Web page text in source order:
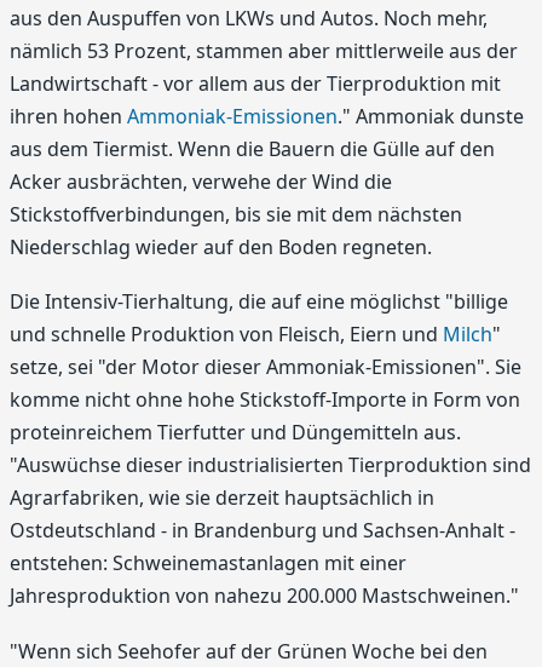
aus den Auspuffen von LKWs und Autos. Noch mehr,
nämlich 53 Prozent, stammen aber mittlerweile aus der
Landwirtschaft - vor al­lem aus der Tierproduktion mit
ihren hohen Ammoniak-Emissionen." Ammoniak dunste
aus dem Tiermist. Wenn die Bauern die Gülle auf den
Acker aus­brächten, verwehe der Wind die
Stickstoffverbin­dungen, bis sie mit dem nächsten
Niederschlag wieder auf den Boden regneten.
Die Intensiv-Tierhaltung, die auf eine möglichst "billige
und schnelle Produktion von Fleisch, Eiern und Milch"
setze, sei "der Motor dieser Ammoniak-Emissionen". Sie
komme nicht ohne hohe Stickstoff-Importe in Form von
proteinreichem Tierfutter und Düngemitteln aus.
"Auswüchse dieser industriali­sierten Tierproduktion sind
Agrarfabriken, wie sie derzeit hauptsächlich in
Ostdeutschland - in Bran­denburg und Sachsen-Anhalt -
entstehen: Schweinemastanlagen mit einer
Jahresproduktion von nahezu 200.000 Mastschweinen."
"Wenn sich Seehofer auf der Grünen Woche bei den